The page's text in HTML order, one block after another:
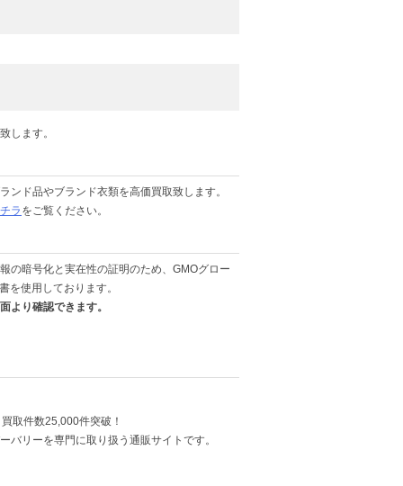
ビスです。
。
します。
ンド品やブランド衣類を高価買取致します。
ラ をご覧ください。
の暗号化と実在性の証明のため、GMOグロー
を使用しております。
より確認できます。
取件数25,000件突破！
バリーを専門に取り扱う通販サイトです。